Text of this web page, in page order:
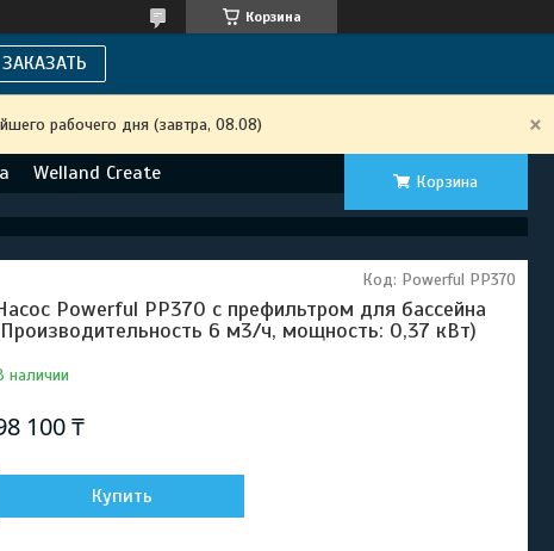
Корзина
ЗАКАЗАТЬ
рабочего дня (завтра, 08.08)
Welland Create Корзина
Powerful PP370 c префильтром для бассейна
6 м3/ч, мощность: 0,37 кВт)
наличии
Код: Powerful PP370
100 ₸
Купить